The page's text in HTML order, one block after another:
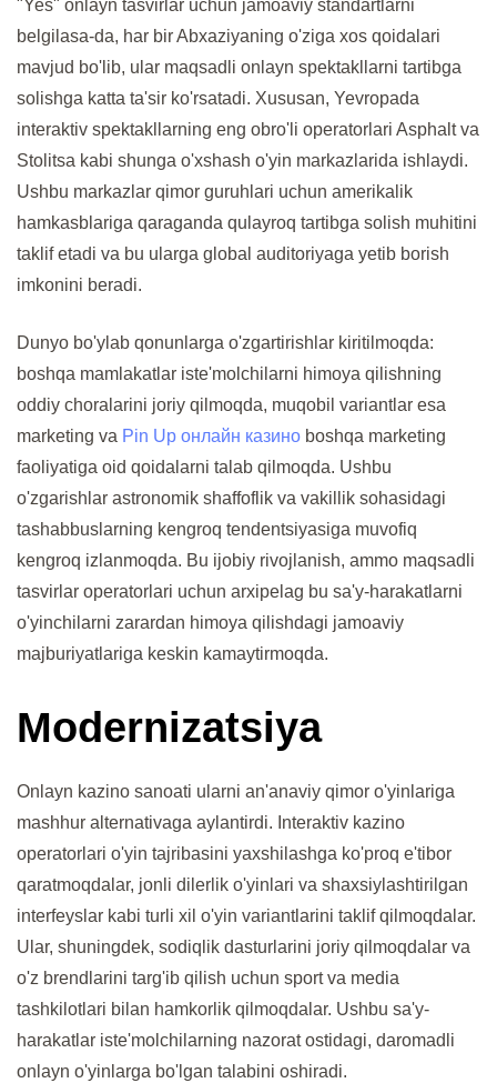
"Yes" onlayn tasvirlar uchun jamoaviy standartlarni
belgilasa-da, har bir Abxaziyaning o'ziga xos qoidalari
mavjud bo'lib, ular maqsadli onlayn spektakllarni tartibga
solishga katta ta'sir ko'rsatadi. Xususan, Yevropada
interaktiv spektakllarning eng obro'li operatorlari Asphalt va
Stolitsa kabi shunga o'xshash o'yin markazlarida ishlaydi.
Ushbu markazlar qimor guruhlari uchun amerikalik
hamkasblariga qaraganda qulayroq tartibga solish muhitini
taklif etadi va bu ularga global auditoriyaga yetib borish
imkonini beradi.
Dunyo bo'ylab qonunlarga o'zgartirishlar kiritilmoqda:
boshqa mamlakatlar iste'molchilarni himoya qilishning
oddiy choralarini joriy qilmoqda, muqobil variantlar esa
marketing va Pin Up онлайн казино boshqa marketing
faoliyatiga oid qoidalarni talab qilmoqda. Ushbu
o'zgarishlar astronomik shaffoflik va vakillik sohasidagi
tashabbuslarning kengroq tendentsiyasiga muvofiq
kengroq izlanmoqda. Bu ijobiy rivojlanish, ammo maqsadli
tasvirlar operatorlari uchun arxipelag bu sa'y-harakatlarni
o'yinchilarni zarardan himoya qilishdagi jamoaviy
majburiyatlariga keskin kamaytirmoqda.
Modernizatsiya
Onlayn kazino sanoati ularni an'anaviy qimor o'yinlariga
mashhur alternativaga aylantirdi. Interaktiv kazino
operatorlari o'yin tajribasini yaxshilashga ko'proq e'tibor
qaratmoqdalar, jonli dilerlik o'yinlari va shaxsiylashtirilgan
interfeyslar kabi turli xil o'yin variantlarini taklif qilmoqdalar.
Ular, shuningdek, sodiqlik dasturlarini joriy qilmoqdalar va
o'z brendlarini targ'ib qilish uchun sport va media
tashkilotlari bilan hamkorlik qilmoqdalar. Ushbu sa'y-
harakatlar iste'molchilarning nazorat ostidagi, daromadli
onlayn o'yinlarga bo'lgan talabini oshiradi.